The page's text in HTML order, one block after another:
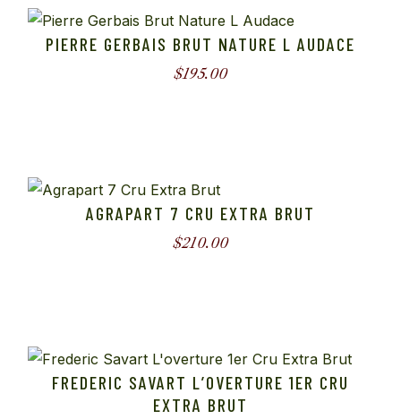
PIERRE GERBAIS BRUT NATURE L AUDACE
$195.00
AGRAPART 7 CRU EXTRA BRUT
$210.00
FREDERIC SAVART L’OVERTURE 1ER CRU
EXTRA BRUT